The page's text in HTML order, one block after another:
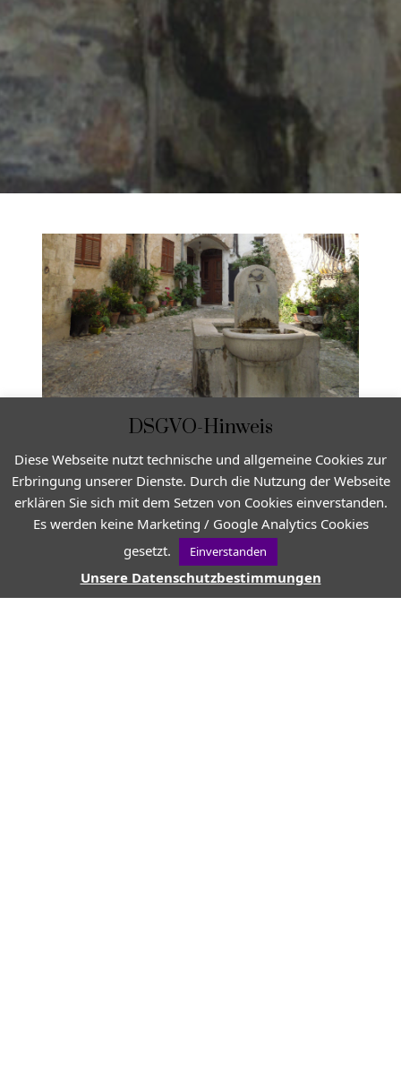
VONPROVENCE
DSGVO-Hinweis
Diese Webseite nutzt technische und allgemeine Cookies zur
Erbringung unserer Dienste. Durch die Nutzung der Webseite
erklären Sie sich mit dem Setzen von Cookies einverstanden.
Es werden keine Marketing / Google Analytics Cookies
gesetzt.
Einverstanden
Unsere Datenschutzbestimmungen